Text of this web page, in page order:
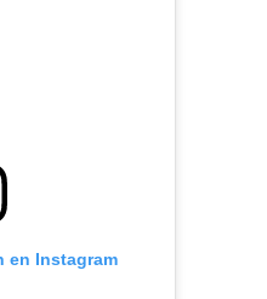
en Instagram